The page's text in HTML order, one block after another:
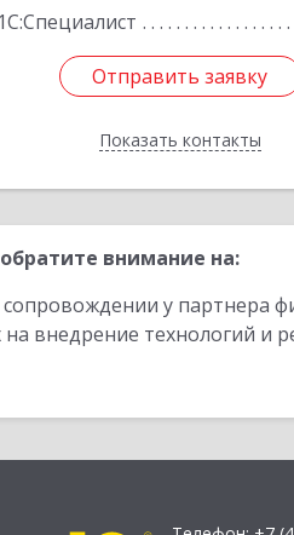
1С:Специалист
Отправить заявку
Показать контакты
Отправить заявку
Назад
внимание на:
у партнера
внедрение технологий и